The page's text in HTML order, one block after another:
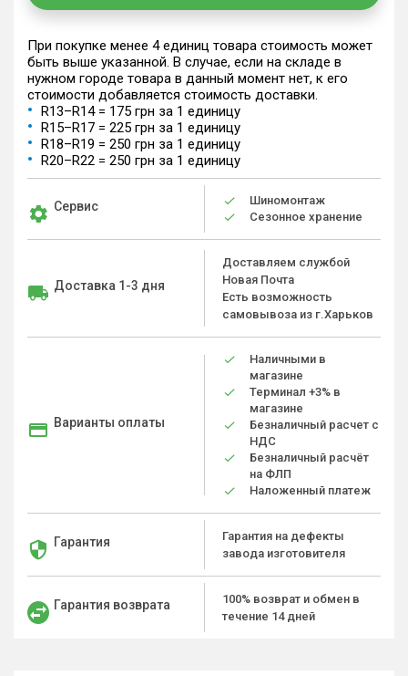
При покупке менее 4 единиц товара стоимость может
быть выше указанной. В случае, если на складе в
нужном городе товара в данный момент нет, к его
стоимости добавляется стоимость доставки.
R13–R14 = 175 грн за 1 единицу
R15–R17 = 225 грн за 1 единицу
R18–R19 = 250 грн за 1 единицу
R20–R22 = 250 грн за 1 единицу
Сервис
Шиномонтаж
Сезонное хранение
Доставка 1-3 дня
Доставляем службой
Новая Почта
Есть возможность
самовывоза из г.Харьков
Варианты оплаты
Наличными в
магазине
Терминал +3% в
магазине
Безналичный расчет с
НДС
Безналичный расчёт
на ФЛП
Наложенный платеж
Гарантия
Гарантия на дефекты
завода изготовителя
Гарантия возврата
100% возврат и обмен в
течение 14 дней